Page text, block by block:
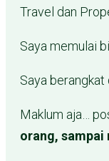
Travel dan
Saya memulai
Saya berangkat
Maklum aja…
orang, sampai